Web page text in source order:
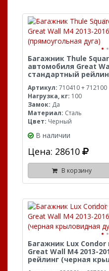
Багажник Thule
автомобиля Great
стандартный
Артикул: 710410 + 712100
Нагрузка, кг: 100
Замок: Да
Материал: Сталь
Цвет: Черный
В наличии
Цена: 28610
В корзину
Багажник Lux
Great Wall M4 2013-
рейлинг (черная